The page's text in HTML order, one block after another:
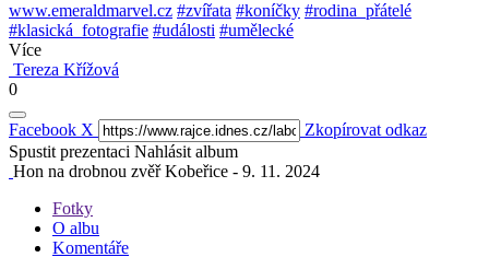
www.emeraldmarvel.cz #zvířata #koníčky #rodina_přátelé
#klasická_fotografie #události #umělecké
Více
Tereza Křížová
0
Facebook X
Zkopírovat odkaz
Spustit prezentaci Nahlásit album
Hon na drobnou zvěř Kobeřice - 9. 11. 2024
Fotky
O albu
Komentáře